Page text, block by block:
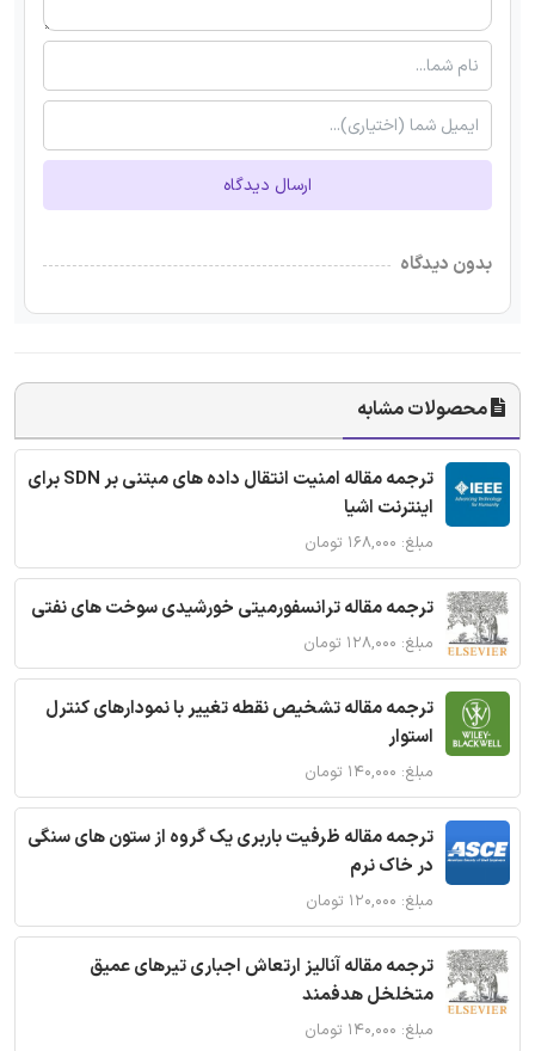
ارسال دیدگاه
بدون دیدگاه
محصولات مشابه
ترجمه مقاله امنیت انتقال داده های مبتنی بر SDN برای
اینترنت اشیا
مبلغ: ۱۶۸,۰۰۰ تومان
ترجمه مقاله ترانسفورمیتی خورشیدی سوخت های نفتی
مبلغ: ۱۲۸,۰۰۰ تومان
ترجمه مقاله تشخیص نقطه تغییر با نمودارهای کنترل
استوار
مبلغ: ۱۴۰,۰۰۰ تومان
ترجمه مقاله ظرفیت باربری یک گروه از ستون های سنگی
در خاک نرم
مبلغ: ۱۲۰,۰۰۰ تومان
ترجمه مقاله آنالیز ارتعاش اجباری تیرهای عمیق
متخلخل هدفمند
مبلغ: ۱۴۰,۰۰۰ تومان